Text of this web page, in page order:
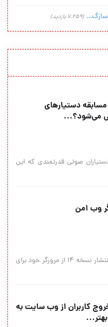
(7,259 بازدید)
مسابقه دستیارهای
می‌شود؟...
صوتی قدرتمندی که این
مرورگر وب امن
شرکت موزیلا بعد از ۲ هفته از زمان انتشار نسخه ۱۴ از مرورگر خود برای
کاربران از وب سایت به